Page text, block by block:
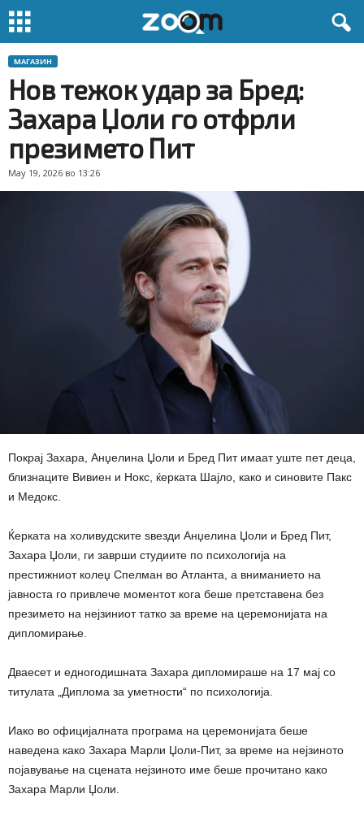
МАГАЗИН
Нов тежок удар за Бред:
Захара Џоли го отфрли
презимето Пит
May 19, 2026 во 13:26
Покрај Захара, Анџелина Џоли и Бред Пит имаат уште пет деца,
близнаците Вивиен и Нокс, ќерката Шајло, како и синовите Пакс
и Медокс.
Ќерката на холивудските ѕвезди Анџелина Џоли и Бред Пит,
Захара Џоли, ги заврши студиите по психологија на
престижниот колеџ Спелман во Атланта, а вниманието на
јавноста го привлече моментот кога беше претставена без
презимето на нејзиниот татко за време на церемонијата на
дипломирање.
Дваесет и едногодишната Захара дипломираше на 17 мај со
титулата „Диплома за уметности“ по психологија.
Иако во официјалната програма на церемонијата беше
наведена како Захара Марли Џоли-Пит, за време на нејзиното
појавување на сцената нејзиното име беше прочитано како
Захара Марли Џоли.